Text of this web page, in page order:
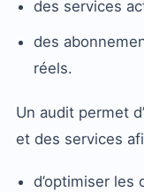
des services
des
réels.
Un audit permet
et des services
d’optimiser les